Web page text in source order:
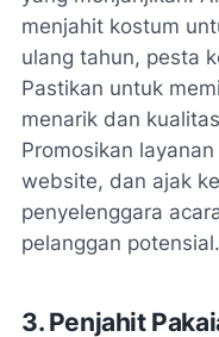
menjahit kostum
ulang tahun, pesta
Pastikan untuk
menarik dan
Promosikan
website, dan ajak
penyelenggara
pelanggan potensial.
3. Penjahit